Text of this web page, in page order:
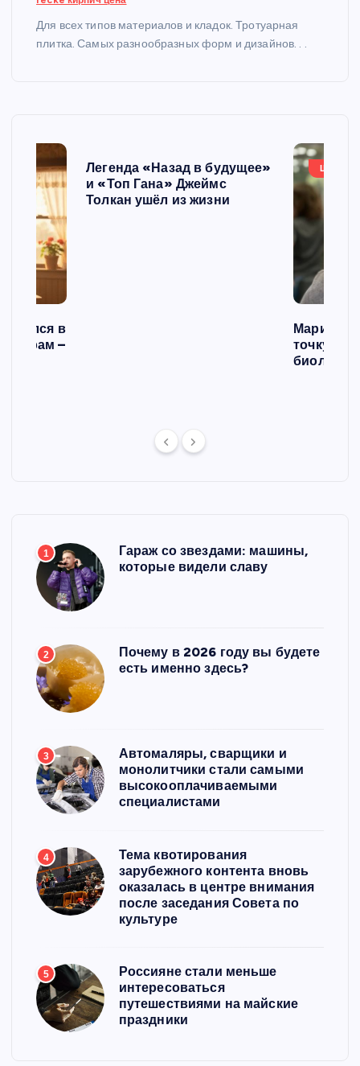
з
а
с
Для всех типов материалов и кладок. Тротуарная
плитка. Самых разнообразных форм и дизайнов. . .
в
–
Легенда «Назад в будущее»
и «Топ Гана» Джеймс
Толкан ушёл из жизни
Мария
точку в
1
Гараж со звездами: машины,
которые видели славу
2
Почему в 2026 году вы будете
есть именно здесь?
3
Автомаляры, сварщики и
монолитчики стали самыми
высокооплачиваемыми
специалистами
4
Тема квотирования
зарубежного контента вновь
оказалась в центре внимания
после заседания Совета по
культуре
5
Россияне стали меньше
интересоваться
путешествиями на майские
праздники